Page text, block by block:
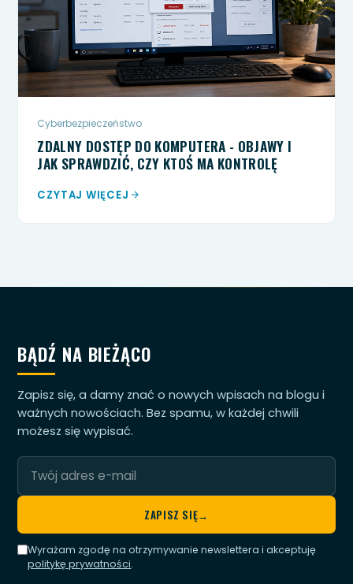
Cyberbezpieczeństwo
ZDALNY DOSTĘP DO KOMPUTERA - OBJAWY I
JAK SPRAWDZIĆ, CZY KTOŚ MA KONTROLĘ
CZYTAJ WIĘCEJ
BĄDŹ NA BIEŻĄCO
Zapisz się, a damy znać o nowych wpisach na blogu i
ważnych nowościach. Bez spamu, w każdej chwili
możesz się wypisać.
Twój
adres
e-
mail
ZAPISZ SIĘ→
Wyrażam zgodę na otrzymywanie newslettera i akceptuję
politykę prywatności.